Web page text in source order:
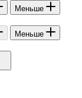
Меньше
Меньше